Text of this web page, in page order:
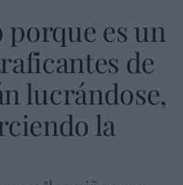
es un
de
lucrándose,
la